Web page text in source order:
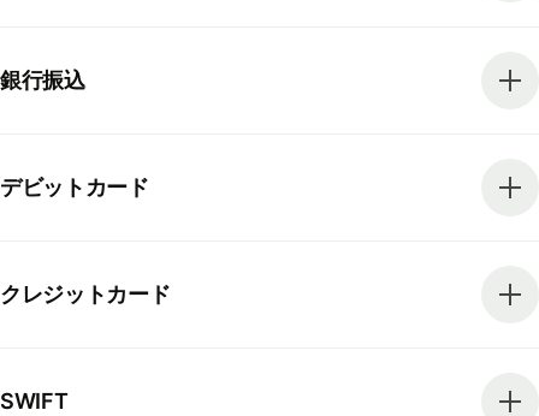
銀行振込
デビットカード
クレジットカード
SWIFT